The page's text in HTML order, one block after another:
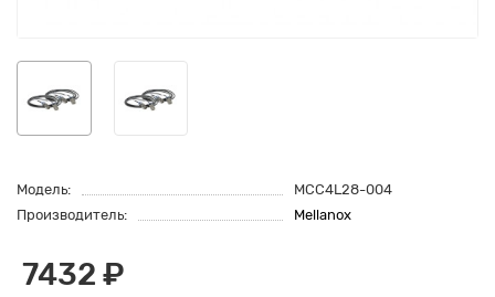
Модель:
MCC4L28-004
Производитель:
Mellanox
7432 ₽